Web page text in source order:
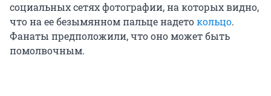
социальных сетях фотографии, на которых видно,
что на ее безымянном пальце надетокольцо.
Фанаты предположили, что оно может быть
помолвочным.